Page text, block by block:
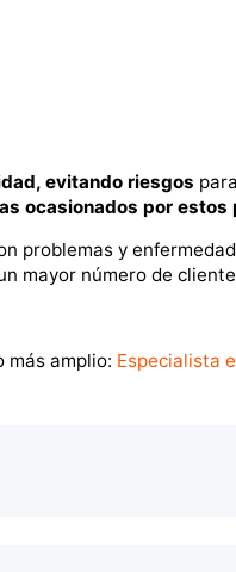
evitando riesgos
ocasionados por estos
problemas y
mayor número de
más amplio: Especialista